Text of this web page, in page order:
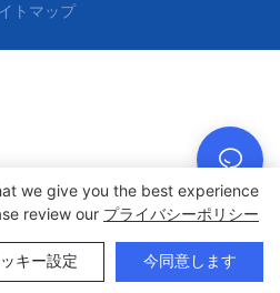
トマップ
we give you the best experience
review our プライバシーポリシー
キー設定 今同意します